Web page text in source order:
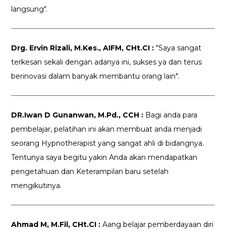
langsung".
Drg. Ervin Rizali, M.Kes., AIFM, CHt.CI : "Saya sangat
terkesan sekali dengan adanya ini, sukses ya dan terus
berinovasi dalam banyak membantu orang lain".
DR.Iwan D Gunanwan, M.Pd., CCH : Bagi anda para
pembelajar, pelatihan ini akan membuat anda menjadi
seorang Hypnotherapist yang sangat ahli di bidangnya.
Tentunya saya begitu yakin Anda akan mendapatkan
pengetahuan dan Keterampilan baru setelah
mengikutinya.
Ahmad M, M.Fil, CHt.CI : Aang belajar pemberdayaan diri